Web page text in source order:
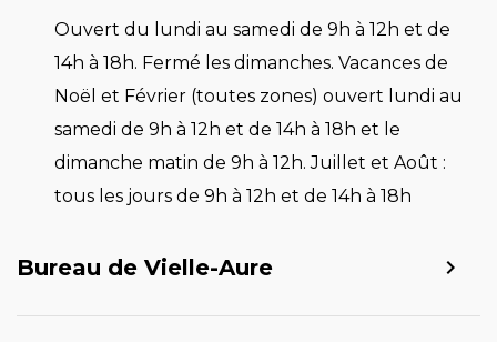
Ouvert du lundi au samedi de 9h à 12h et de
14h à 18h. Fermé les dimanches. Vacances de
Noël et Février (toutes zones) ouvert lundi au
samedi de 9h à 12h et de 14h à 18h et le
dimanche matin de 9h à 12h. Juillet et Août :
tous les jours de 9h à 12h et de 14h à 18h
Bureau de Vielle-Aure